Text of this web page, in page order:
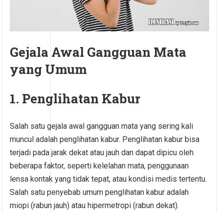
Gejala Awal Gangguan Mata
yang Umum
1. Penglihatan Kabur
Salah satu gejala awal gangguan mata yang sering kali
muncul adalah penglihatan kabur. Penglihatan kabur bisa
terjadi pada jarak dekat atau jauh dan dapat dipicu oleh
beberapa faktor, seperti kelelahan mata, penggunaan
lensa kontak yang tidak tepat, atau kondisi medis tertentu.
Salah satu penyebab umum penglihatan kabur adalah
miopi (rabun jauh) atau hipermetropi (rabun dekat).